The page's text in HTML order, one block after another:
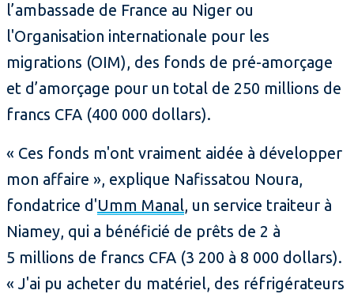
l’ambassade de France au Niger ou
l'Organisation internationale pour les
migrations (OIM), des fonds de pré-amorçage
et d’amorçage pour un total de 250 millions de
francs CFA (400 000 dollars).
« Ces fonds m'ont vraiment aidée à développer
mon affaire », explique Nafissatou Noura,
fondatrice d'Umm Manal, un service traiteur à
Niamey, qui a bénéficié de prêts de 2 à
5 millions de francs CFA (3 200 à 8 000 dollars).
« J'ai pu acheter du matériel, des réfrigérateurs